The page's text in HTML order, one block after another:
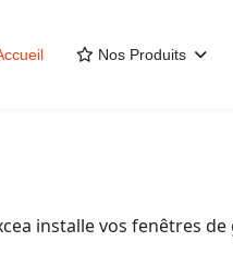
Nos Produits
installe vos fenêtres